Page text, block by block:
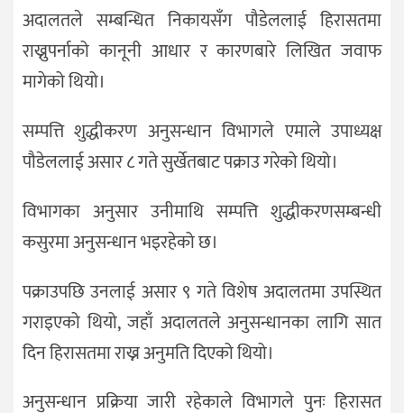
अदालतले सम्बन्धित निकायसँग पौडेललाई हिरासतमा
राख्नुपर्नाको कानूनी आधार र कारणबारे लिखित जवाफ
मागेको थियो।
सम्पत्ति शुद्धीकरण अनुसन्धान विभागले एमाले उपाध्यक्ष
पौडेललाई असार ८ गते सुर्खेतबाट पक्राउ गरेको थियो।
विभागका अनुसार उनीमाथि सम्पत्ति शुद्धीकरणसम्बन्धी
कसुरमा अनुसन्धान भइरहेको छ।
पक्राउपछि उनलाई असार ९ गते विशेष अदालतमा उपस्थित
गराइएको थियो, जहाँ अदालतले अनुसन्धानका लागि सात
दिन हिरासतमा राख्न अनुमति दिएको थियो।
अनुसन्धान प्रक्रिया जारी रहेकाले विभागले पुनः हिरासत